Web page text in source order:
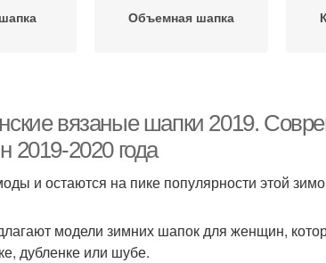
Объемная шапка
вязаные шапки 2019.
2019-2020 года
и остаются на пике популярности этой
модели зимних шапок для женщин,
дубленке или шубе.